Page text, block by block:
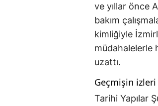
ve yıllar önce
bakım
kimliğiyle
müdahalelerle
uzattı.
Geçmişin
Tarihi Yapılar